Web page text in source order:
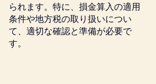
られます。特に、損金算入の適用
条件や地方税の取り扱いについ
て、適切な確認と準備が必要で
す。